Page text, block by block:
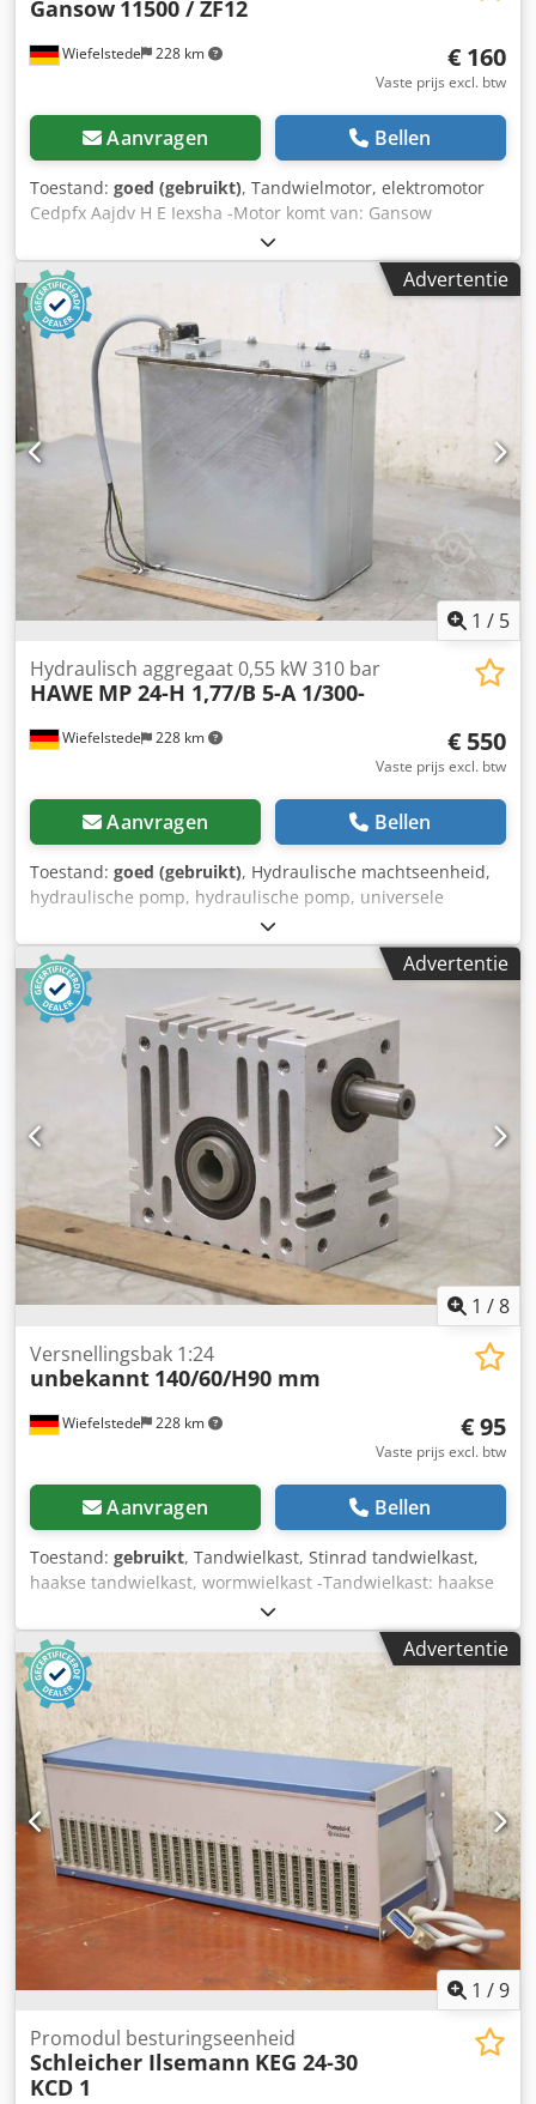
Wiefelstede 228 km
Gansow 11500 / ZF12
€ 160
Vaste prijs excl. btw
Aanvragen Bellen
Toestand: goed (gebruikt), Tandwielmotor, elektromotor
Cedpfx Aajdv H E Iexsha -Motor komt van: Gansow
schrobzuigmachine -Aansluiting: 24 volt -Snelheid: 160
tpm -Vermogen: 1 kW -Schachtdiameter: Ø 25 mm -
Nummer: 8 beschikbaar -Prijs: per stuk -Afmetingen:
390/140/H160 mm -Gewicht: 13 kg
Advertentie
1 / 5
Wiefelstede 228 km
Hydraulisch aggregaat 0,55 kW 310 bar
HAWE MP 24-H 1,77/B 5-A 1/300-
€ 550
Vaste prijs excl. btw
Aanvragen Bellen
Toestand: goed (gebruikt), Hydraulische machtseenheid,
hydraulische pomp, hydraulische pomp, universele
machtseenheid, hydraulische post, hydraulische
torsiepomp, torsiesleutelpomp -Fabrikant: HAWE,
hydraulisch aggregaat -Type: MP 24-H 1.77/B 5-A 1/300- -
Motor: 0,55 kW / 1390 rpm / 380 V -Druk: tot 310 bar -
Afgiftesnelheid: 1,73 l/min. -individuele onderdelen: zie
foto's -Afmetingen: 325/160/H295 mm Chsdpfxjivqm Ej
Aaxja -Gewicht: 19 kg
Advertentie
1 /8
Wiefelstede 228 km
Versnellingsbak 1:24
unbekannt 140/60/H90 mm
€ 95
Vaste prijs excl. btw
Aanvragen Bellen
Toestand: gebruikt, Tandwielkast, Stinrad tandwielkast,
haakse tandwielkast, wormwielkast -Tandwielkast: haakse
tandwielkast type E 080 B -overbrengingsverhouding: i 24 :
1 -As: Ø 12 x 25 mm Chedpfx Ajit Rmijaxea -Holle as: Ø 12 x
65 m -Afmetingen: 140/60/H90 mm -Gewicht: 1,5 kgAdvertentie
1 /9
Promodul besturingseenheid
Schleicher Ilsemann KEG 24-30
KCD 1